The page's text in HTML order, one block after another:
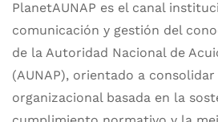
PlanetAUNAP es el canal
comunicación y gestión del
de la Autoridad Nacional de
(AUNAP), orientado a
organizacional basada en la